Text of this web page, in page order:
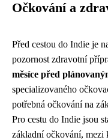
Očkování a
Před cestou do Indie je
pozornost zdravotní
měsíce před
specializovaného
potřebná očkování na
Pro cestu do Indie jsou
základní očkování, mezi